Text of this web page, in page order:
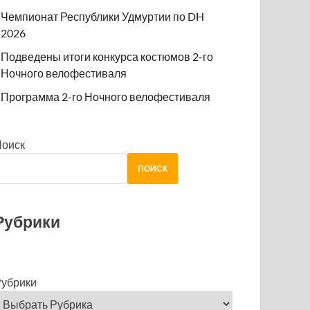
Чемпионат Республики Удмуртии по DH
2026
Подведены итоги конкурса костюмов 2-го
Ночного велофестиваля
Программа 2-го Ночного велофестиваля
ПОИСК